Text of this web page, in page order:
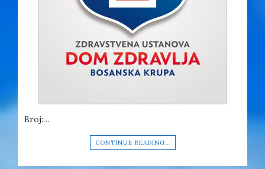
Broj:…
CONTINUE READING…